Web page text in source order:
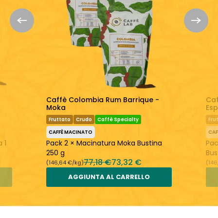
Un caffè perfettamente equilibrato
Torrefatto fresco
CaffèLab Chicchi di Caffè
1
Caffè Colombia Rum Barrique -
Moka
Fruttato Crudo
Caffè Specialty
CAFFÈ MACINATO
Pack 2 × Macinatura Moka Bustina
250 g
(146,64 €/kg)77,18 €73,32 €
AGGIUNTA AL CARRELLO